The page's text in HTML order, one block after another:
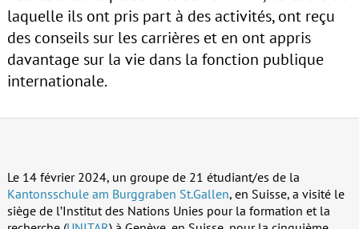
laquelle ils ont pris part à des activités, ont reçu
des conseils sur les carrières et en ont appris
davantage sur la vie dans la fonction publique
internationale.
Le 14 février 2024, un groupe de 21 étudiant/es de la
Kantonsschule am Burggraben St.Gallen, en Suisse, a visité le
siège de l’Institut des Nations Unies pour la formation et la